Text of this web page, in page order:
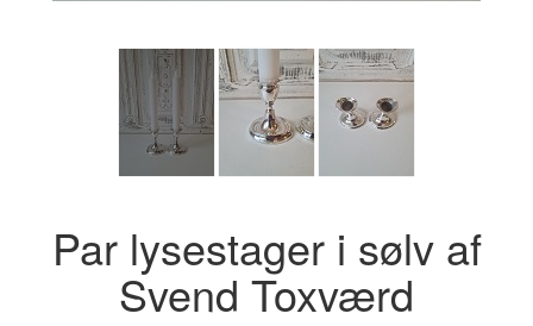
Par lysestager i sølv af
Svend Toxværd